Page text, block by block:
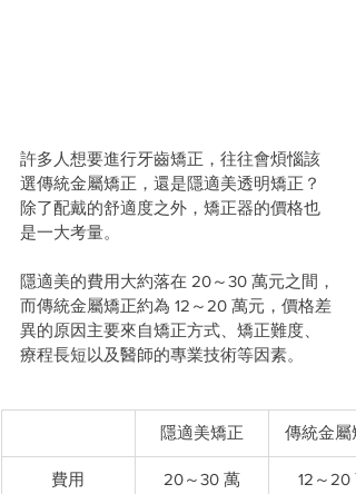
許多人想要進行牙齒矯正，往往會煩惱該
選傳統金屬矯正，還是隱適美透明矯正？
除了配戴的舒適度之外，矯正器的價格也
是一大考量。
隱適美的費用大約落在 20～30 萬元之間，
而傳統金屬矯正約為 12～20 萬元，價格差
異的原因主要來自矯正方式、矯正難度、
療程長短以及醫師的專業技術等因素。
隱適美矯正 傳統金屬
費用 20～30 萬 12～20